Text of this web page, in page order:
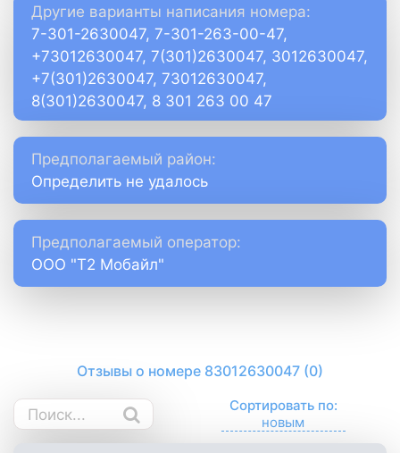
Другие варианты написания номера:
7-301-2630047, 7-301-263-00-47,
+73012630047, 7(301)2630047, 3012630047,
+7(301)2630047, 73012630047,
8(301)2630047, 8 301 263 00 47
Предполагаемый район:
Определить не удалось
Предполагаемый оператор:
ООО "Т2 Мобайл"
Отзывы о номере 83012630047 (0)
Сортировать по: